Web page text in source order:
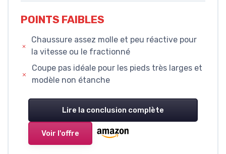
POINTS FAIBLES
Chaussure assez molle et peu réactive pour
la vitesse ou le fractionné
Coupe pas idéale pour les pieds très larges et
modèle non étanche
Lire la conclusion complète
Voir l'offre